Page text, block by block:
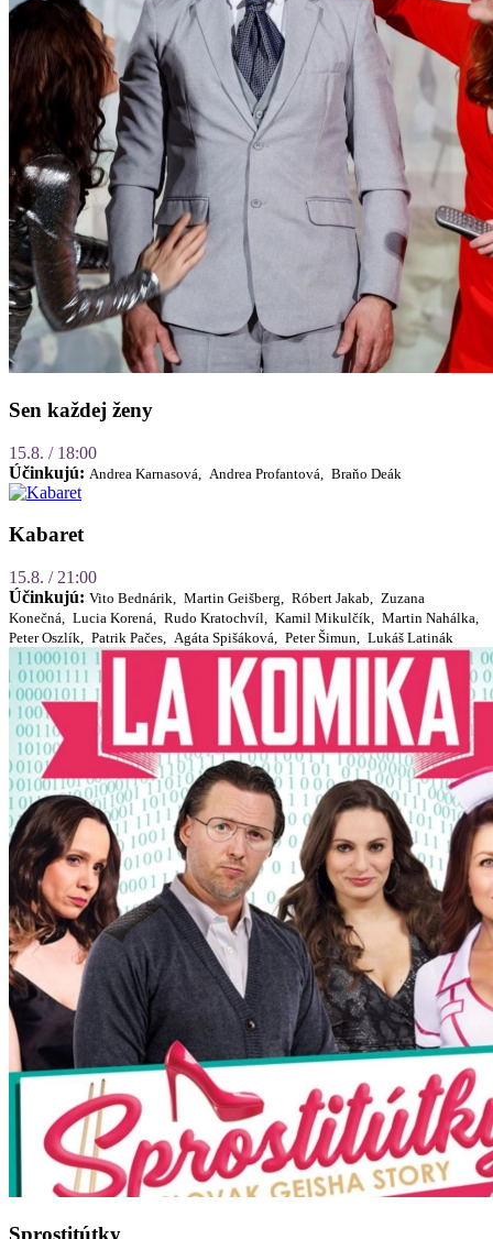
Sen každej ženy
15.8. / 18:00
Účinkujú: Andrea Karnasová, Andrea Profantová, Braňo Deák
Kabaret
15.8. / 21:00
Účinkujú: Vito Bednárik, Martin Geišberg, Róbert Jakab, Zuzana
Konečná, Lucia Korená, Rudo Kratochvíl, Kamil Mikulčík, Martin Nahálka,
Peter Oszlík, Patrik Pačes, Agáta Spišáková, Peter Šimun, Lukáš Latinák
Sprostitútky